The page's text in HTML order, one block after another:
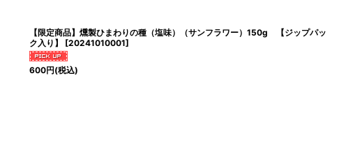
【限定商品】燻製ひまわりの種（塩味）（サンフラワー）150g 【ジップパッ
ク入り】
[20241010001]
600円(税込)